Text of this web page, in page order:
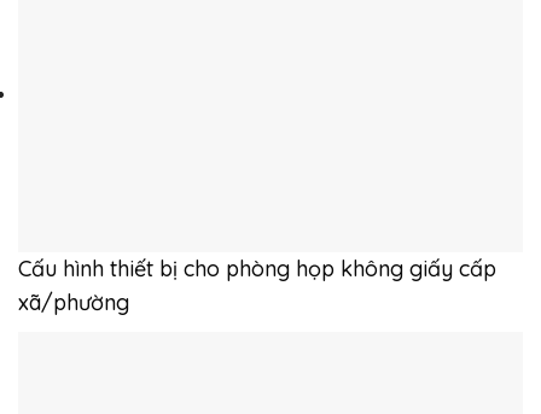
Cấu hình thiết bị cho phòng họp không giấy cấp
xã/phường